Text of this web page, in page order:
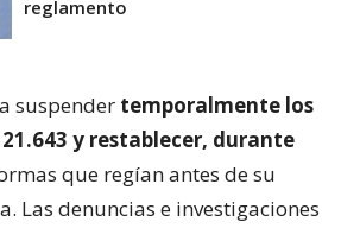
reglamento
suspender temporalmente los
y restablecer, durante
que regían antes de su
Las denuncias e investigaciones